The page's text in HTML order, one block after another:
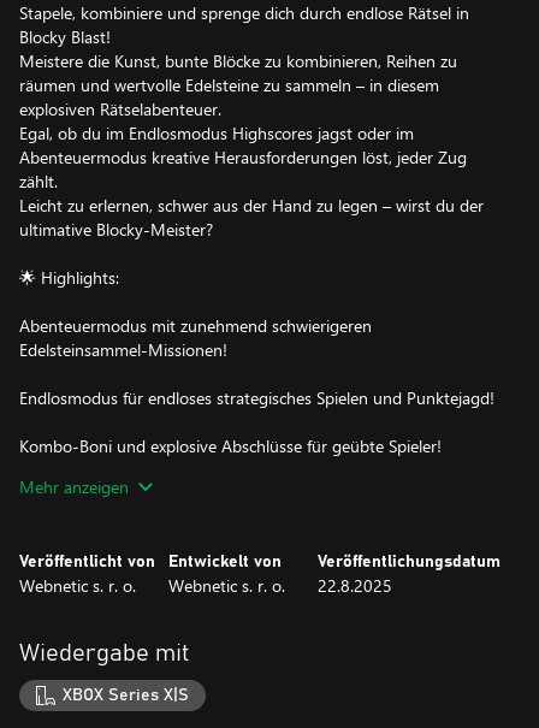
Stapele, kombiniere und sprenge dich durch endlose Rätsel in
Blocky Blast!
Meistere die Kunst, bunte Blöcke zu kombinieren, Reihen zu
räumen und wertvolle Edelsteine ​​zu sammeln – in diesem
explosiven Rätselabenteuer.
Egal, ob du im Endlosmodus Highscores jagst oder im
Abenteuermodus kreative Herausforderungen löst, jeder Zug
zählt.
Leicht zu erlernen, schwer aus der Hand zu legen – wirst du der
ultimative Blocky-Meister?
🌟 Highlights:
Abenteuermodus mit zunehmend schwierigeren
Edelsteinsammel-Missionen!
Endlosmodus für endloses strategisches Spielen und Punktejagd!
Kombo-Boni und explosive Abschlüsse für geübte Spieler!
Farbenfrohe Grafik und lohnende Blockplatzierungen!
Spiel oder eine Marathon-Session!
Mehr anzeigen
Veröffentlicht von
Webnetic s. r. o.
Entwickelt von
Webnetic s. r. o.
Veröffentlichungsdatum
22.8.2025
Wiedergabe mit
XBOX Series X|S